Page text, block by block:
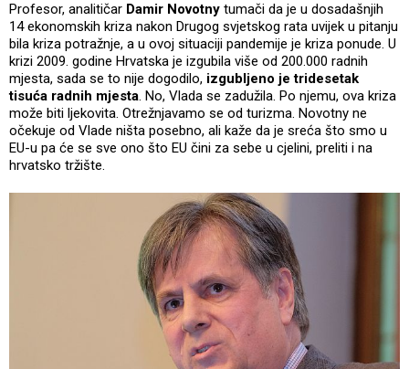
Profesor, analitičar Damir Novotny tumači da je u dosadašnjih
14 ekonomskih kriza nakon Drugog svjetskog rata uvijek u pitanju
bila kriza potražnje, a u ovoj situaciji pandemije je kriza ponude. U
krizi 2009. godine Hrvatska je izgubila više od 200.000 radnih
mjesta, sada se to nije dogodilo, izgubljeno je tridesetak
tisuća radnih mjesta. No, Vlada se zadužila. Po njemu, ova kriza
može biti ljekovita. Otrežnjavamo se od turizma. Novotny ne
očekuje od Vlade ništa posebno, ali kaže da je sreća što smo u
EU-u pa će se sve ono što EU čini za sebe u cjelini, preliti i na
hrvatsko tržište.